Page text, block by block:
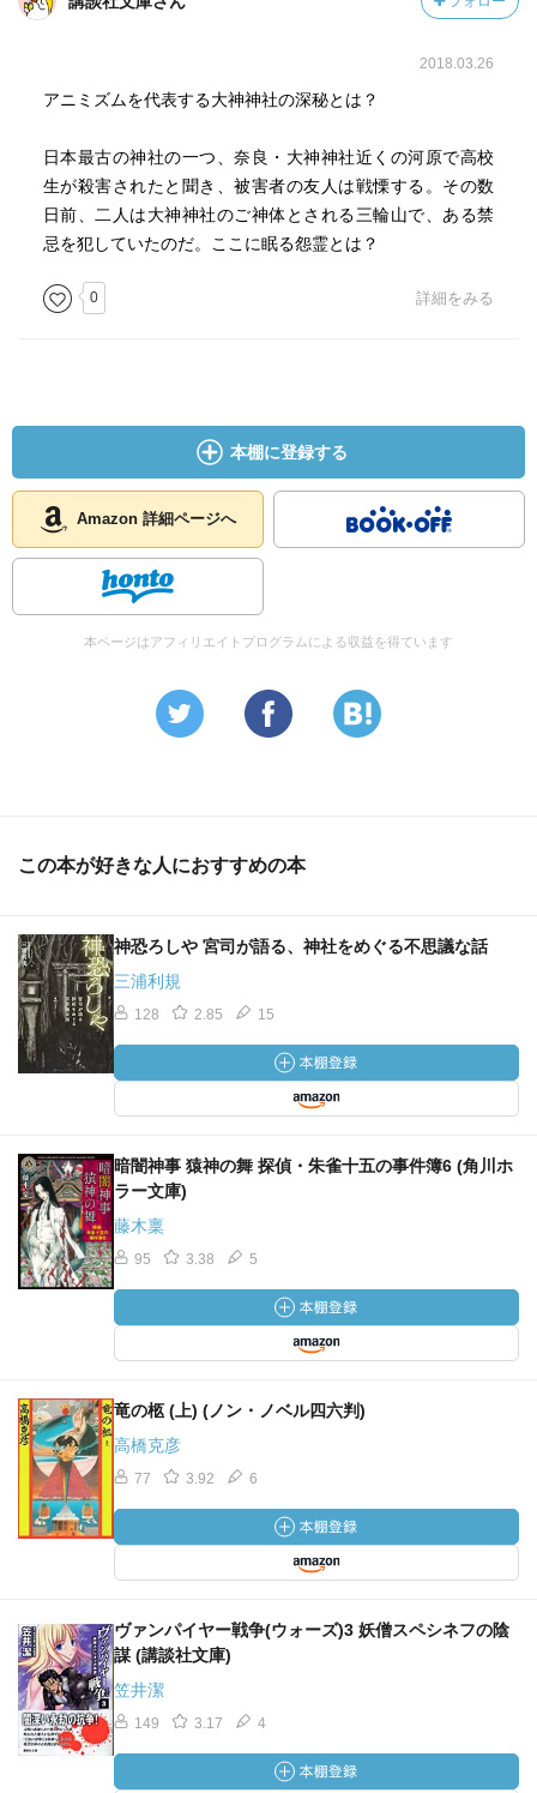
2018.03.26
アニミズムを代表する大神神社の深秘とは？
日本最古の神社の一つ、奈良・大神神社近くの河原で高校
生が殺害されたと聞き、被害者の友人は戦慄する。その数
日前、二人は大神神社のご神体とされる三輪山で、ある禁
忌を犯していたのだ。ここに眠る怨霊とは？
0 詳細をみる
本棚に登録する
Amazon 詳細ページへ
本ページはアフィリエイトプログラムによる収益を得ています
この本が好きな人におすすめの本
神恐ろしや 宮司が語る、神社をめぐる不思議な話
三浦利規
128 2.85 15
暗闇神事 猿神の舞 探偵・朱雀十五の事件簿6 (角川ホ
ラー文庫)
藤木稟
95 3.38 5
竜の柩 (上) (ノン・ノベル四六判)
高橋克彦
77 3.92 6
ヴァンパイヤー戦争(ウォーズ)3 妖僧スペシネフの陰
謀 (講談社文庫)
笠井潔
149 3.17 4